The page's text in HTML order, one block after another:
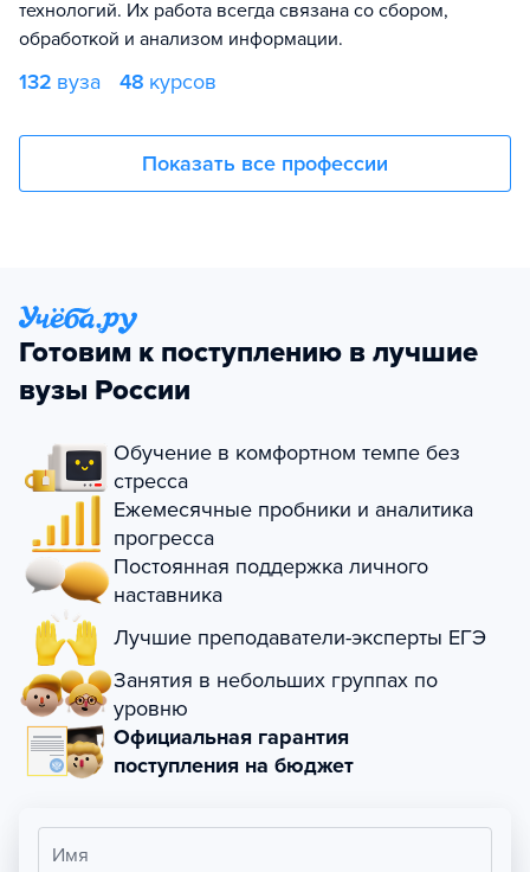
технологий. Их работа всегда связана со сбором,
обработкой и анализом информации.
132 вуза 48 курсов
Показать все профессии
Готовим к поступлению в лучшие
вузы России
Обучение в комфортном темпе без
стресса
Ежемесячные пробники и аналитика
прогресса
Постоянная поддержка личного
наставника
Лучшие преподаватели-эксперты ЕГЭ
Занятия в небольших группах по
уровню
Официальная гарантия
поступления на бюджет
Имя